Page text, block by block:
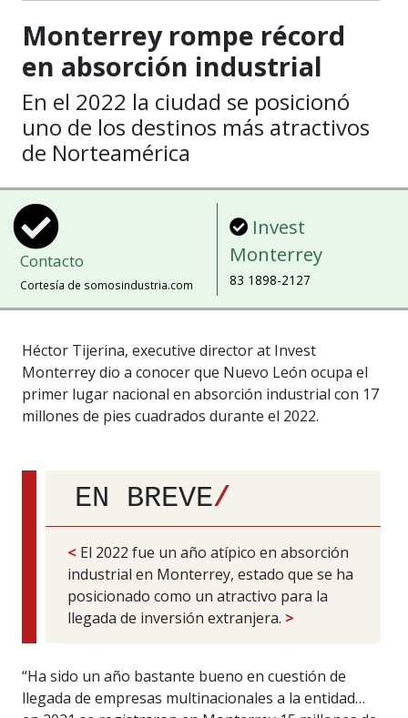
Monterrey rompe récord
en absorción industrial
En el 2022 la ciudad se posicionó
uno de los destinos más atractivos
de Norteamérica
Contacto
Cortesía de somosindustria.com
Invest
Monterrey
83 1898-2127
Héctor Tijerina, executive director at Invest
Monterrey dio a conocer que Nuevo León ocupa el
primer lugar nacional en absorción industrial con 17
millones de pies cuadrados durante el 2022.
EN BREVE/
< El 2022 fue un año atípico en absorción
industrial en Monterrey, estado que se ha
posicionado como un atractivo para la
llegada de inversión extranjera. >
“Ha sido un año bastante bueno en cuestión de
llegada de empresas multinacionales a la entidad…